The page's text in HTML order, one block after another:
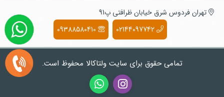
تهران فردوس شرق خیابان ظرافتی پ91
02144097742
09388580410
تمامی حقوق برای سایت ولتاکالا محفوظ است.